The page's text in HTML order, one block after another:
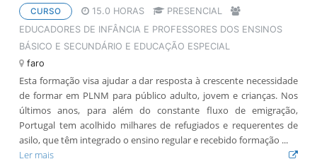
CURSO 15.0 HORAS
PRESENCIAL
EDUCADORES DE INFÂNCIA E PROFESSORES DOS ENSINOS
BÁSICO E SECUNDÁRIO E EDUCAÇÃO ESPECIAL
faro
Esta formação visa ajudar a dar resposta à crescente necessidade
de formar em PLNM para público adulto, jovem e crianças. Nos
últimos anos, para além do constante fluxo de emigração,
Portugal tem acolhido milhares de refugiados e requerentes de
asilo, que têm integrado o ensino regular e recebido formação ...
Ler mais